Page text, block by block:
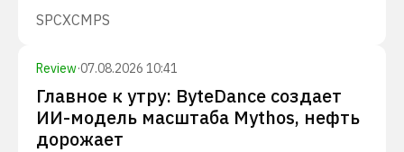
SPCXCMPS
Review·07.08.2026 10:41
Главное к утру: ByteDance создает
ИИ-модель масштаба Mythos, нефть
дорожает